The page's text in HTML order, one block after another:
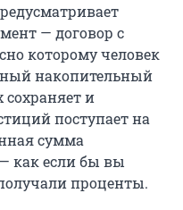
— договор с
которому человек
накопительный
и
поступает на
сумма
как если бы вы
проценты.